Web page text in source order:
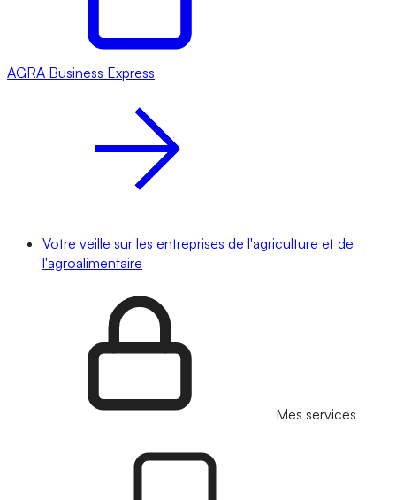
AGRA Business Express
Votre veille sur les entreprises de l'agriculture et de
l'agroalimentaire
Mes services